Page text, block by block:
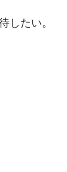
したい。